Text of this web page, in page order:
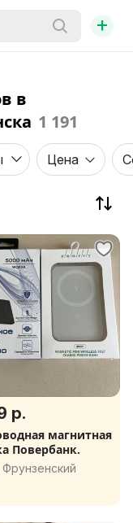
+
в
1 191
Цена
р.
магнитная
Повербанк.